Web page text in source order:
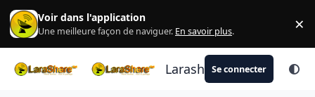
Aller au contenu
Voir dans l'application
Une meilleure façon de naviguer. En savoir plus. ×
LarashareSe connecter